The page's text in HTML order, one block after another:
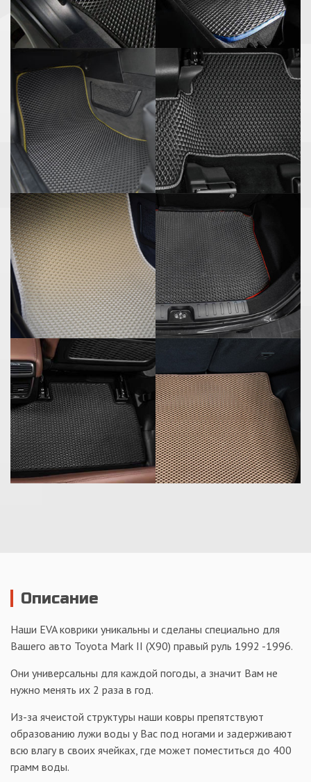
Описание
Наши EVA коврики уникальны и сделаны специально для
Вашего авто Toyota Mark II (X90) правый руль 1992 -1996.
Они универсальны для каждой погоды, а значит Вам не
нужно менять их 2 раза в год.
Из-за ячеистой структуры наши ковры препятствуют
образованию лужи воды у Вас под ногами и задерживают
всю влагу в своих ячейках, где может поместиться до 400
грамм воды.